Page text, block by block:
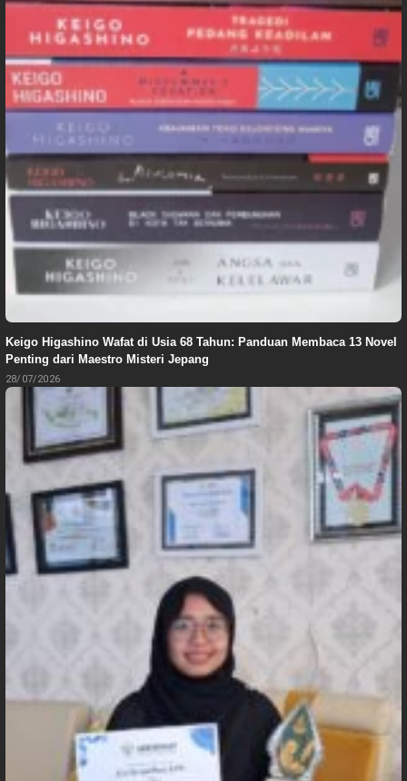
Keigo Higashino Wafat di Usia 68 Tahun: Panduan Membaca 13 Novel
Penting dari Maestro Misteri Jepang
28/07/2026